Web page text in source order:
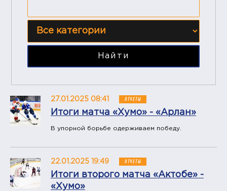
Найти
27.01.2025 08:41 ОТЧЕТЫ
Итоги матча «Хумо» - «Арлан»
В упорной борьбе одерживаем победу.
22.01.2025 19:49 ОТЧЕТЫ
Итоги второго матча «Актобе» -
«Хумо»